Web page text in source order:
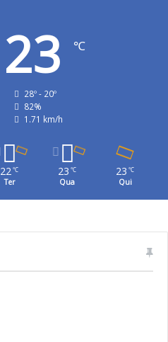
23 ℃
28º - 20º
82%
1.71 km/h
22℃
Ter
23 ℃
Qua
23 ℃
Qui